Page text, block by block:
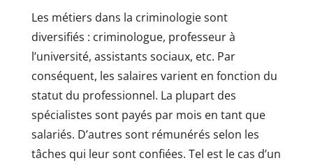
Les métiers dans la criminologie sont
diversifiés : criminologue, professeur à
l’université, assistants sociaux, etc. Par
conséquent, les salaires varient en fonction du
statut du professionnel. La plupart des
spécialistes sont payés par mois en tant que
salariés. D’autres sont rémunérés selon les
tâches qui leur sont confiées. Tel est le cas d’un